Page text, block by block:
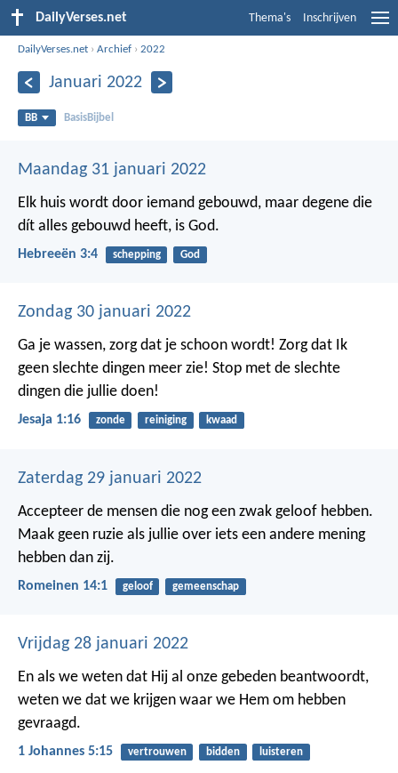
DailyVerses.net Thema's Inschrijven
DailyVerses.net ›Archief ›2022
Januari 2022
BB BasisBijbel
Maandag 31 januari 2022
Elk huis wordt door iemand gebouwd, maar degene die
dít alles gebouwd heeft, is God.
Hebreeën 3:4 schepping God
Zondag 30 januari 2022
Ga je wassen, zorg dat je schoon wordt! Zorg dat Ik
geen slechte dingen meer zie! Stop met de slechte
dingen die jullie doen!
Jesaja 1:16 zonde reiniging kwaad
Zaterdag 29 januari 2022
Accepteer de mensen die nog een zwak geloof hebben.
Maak geen ruzie als jullie over iets een andere mening
hebben dan zij.
Romeinen 14:1 geloof gemeenschap
Vrijdag 28 januari 2022
En als we weten dat Hij al onze gebeden beantwoordt,
weten we dat we krijgen waar we Hem om hebben
gevraagd.
1 Johannes 5:15 vertrouwen bidden luisteren